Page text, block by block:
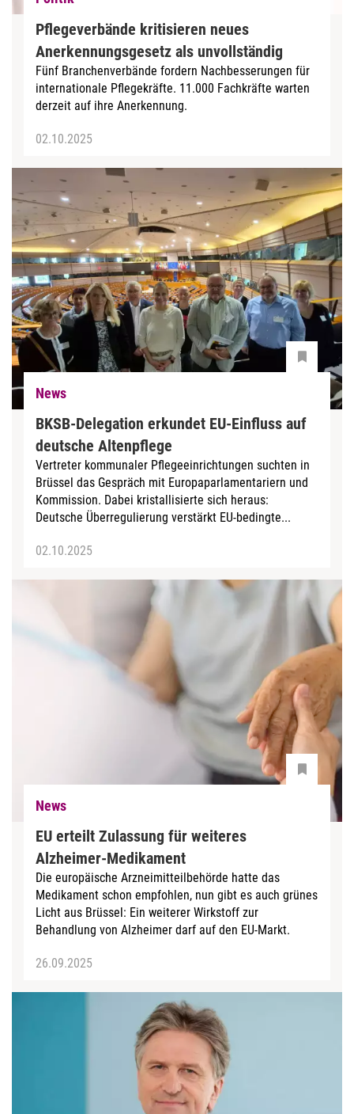
Pflegeverbände kritisieren neues
Anerkennungsgesetz als unvollständig
Fünf Branchenverbände fordern Nachbesserungen für
internationale Pflegekräfte. 11.000 Fachkräfte warten
derzeit auf ihre Anerkennung.
02.10.2025
News
BKSB-Delegation erkundet EU-Einfluss auf
deutsche Altenpflege
Vertreter kommunaler Pflegeeinrichtungen suchten in
Brüssel das Gespräch mit Europaparlamentariern und
Kommission. Dabei kristallisierte sich heraus:
Deutsche Überregulierung verstärkt EU-bedingte...
02.10.2025
News
EU erteilt Zulassung für weiteres
Alzheimer-Medikament
Die europäische Arzneimitteilbehörde hatte das
Medikament schon empfohlen, nun gibt es auch grünes
Licht aus Brüssel: Ein weiterer Wirkstoff zur
Behandlung von Alzheimer darf auf den EU-Markt.
26.09.2025